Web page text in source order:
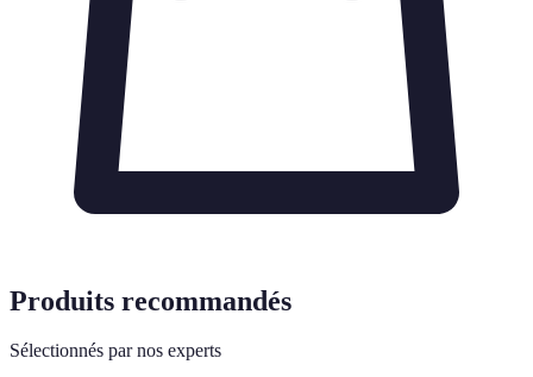
Produits recommandés
Sélectionnés par nos experts